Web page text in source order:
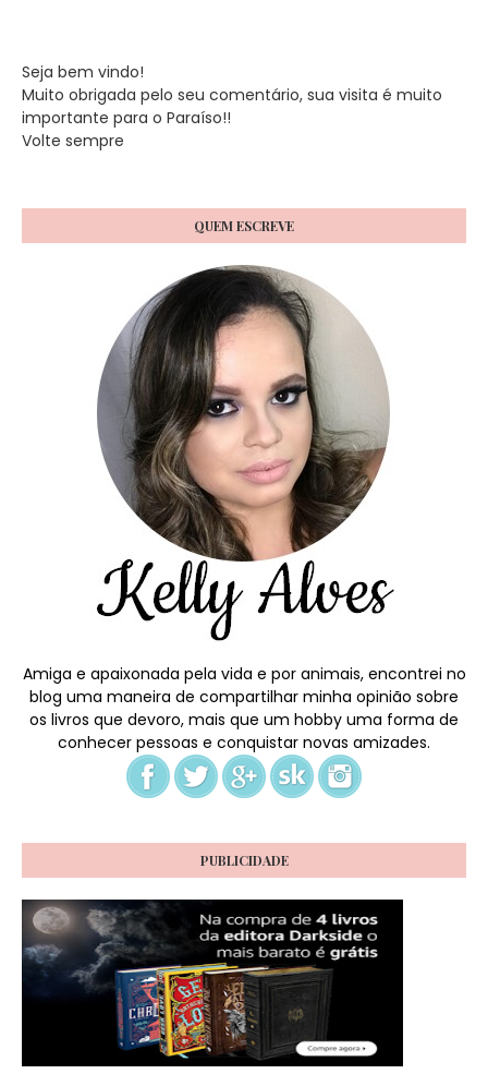
Seja bem vindo!
Muito obrigada pelo seu comentário, sua visita é muito
importante para o Paraíso!!
Volte sempre
QUEM ESCREVE
Amiga e apaixonada pela vida e por animais, encontrei no
blog uma maneira de compartilhar minha opinião sobre
os livros que devoro, mais que um hobby uma forma de
conhecer pessoas e conquistar novas amizades.
PUBLICIDADE